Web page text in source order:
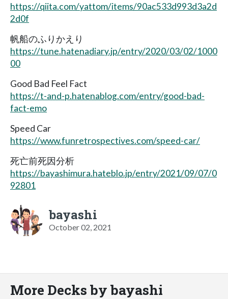
https://qiita.com/yattom/items/90ac533d993d3a2d
2d0f
帆船のふりかえり
https://tune.hatenadiary.jp/entry/2020/03/02/1000
00
Good Bad Feel Fact
https://t-and-p.hatenablog.com/entry/good-bad-
fact-emo
Speed Car
https://www.funretrospectives.com/speed-car/
死亡前死因分析
https://bayashimura.hateblo.jp/entry/2021/09/07/0
92801
bayashi
October 02, 2021
More Decks by bayashi